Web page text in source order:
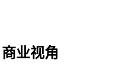
业视角